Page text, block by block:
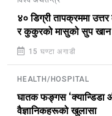
४० डिग्री तापक्रममा उत्तर
र कुकुरको मासुको सुप
15 घण्टा अगाडी
HEALTH/HOSPITAL
घातक फङ्गस ‘क्यान्डिडा
वैज्ञानिकहरूको खुलासा